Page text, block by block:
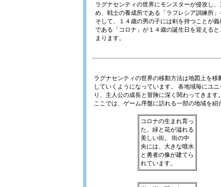
ラグナセンティの世界にモンスターが侵攻し
め、戦士の養成所である「ラフレシア訓練所
そして、１４歳の男の子には剣を持つことが
である「コロナ」が１４歳の誕生日を迎える
まります。
ラグナセンティの世界の移動方法は地図上を移
していくようになっています。 各地域毎にユ
り、主人公の成長と冒険に深く関わってきます
ここでは、ゲーム序盤に訪れる一部の地域を紹
コロナの生まれ育っ
た、緑と花が溢れる
美しい街。 街の中
央には、大きな噴水
と勇者の像が建てら
れています。